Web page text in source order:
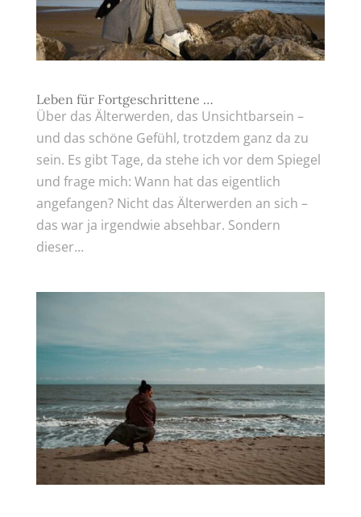
Leben für Fortgeschrittene …
Über das Älterwerden, das Unsichtbarsein –
und das schöne Gefühl, trotzdem ganz da zu
sein. Es gibt Tage, da stehe ich vor dem Spiegel
und frage mich: Wann hat das eigentlich
angefangen? Nicht das Älterwerden an sich –
das war ja irgendwie absehbar. Sondern
dieser...